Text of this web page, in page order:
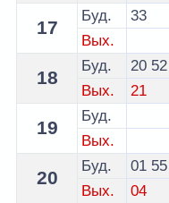
17
Буд.
33
Вых.
18
Буд. 20 52
Вых.
21
19
Буд.
Вых.
20
Буд. 01 55
Вых.
04